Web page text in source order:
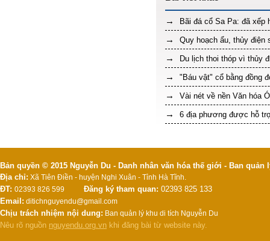
Bãi đá cổ Sa Pa: đã xếp
Quy hoạch ẩu, thủy điện
Du lịch thoi thóp vì thủy
"Báu vật" cổ bằng đồng
Vài nét về nền Văn hóa
6 địa phương được hỗ
Bản quyền © 2015 Nguyễn Du - Danh nhân văn hóa thế giới - Ban
Địa chỉ: Xã Tiên Điền - huyện Nghi Xuân - Tỉnh Hà Tĩnh.
ĐT: 02393 826 599 Đăng ký tham quan: 02393 825 133
Email: ditichnguyendu@gmail.com
Chịu trách nhiệm nội dung: Ban quản lý khu di tích Nguyễn Du
Nêu rõ nguồn nguyendu.org.vn khi đăng bài từ website này.